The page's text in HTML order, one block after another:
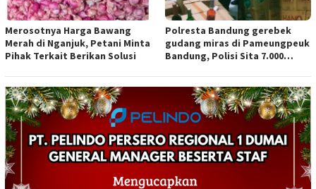
Merosotnya Harga Bawang
Merah di Nganjuk, Petani Minta
Pihak Terkait Berikan Solusi
Polresta Bandung gerebek
gudang miras di Pameungpeuk
Bandung, Polisi Sita 7.000